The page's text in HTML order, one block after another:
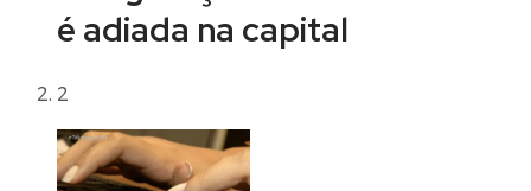
é adiada na capital
2